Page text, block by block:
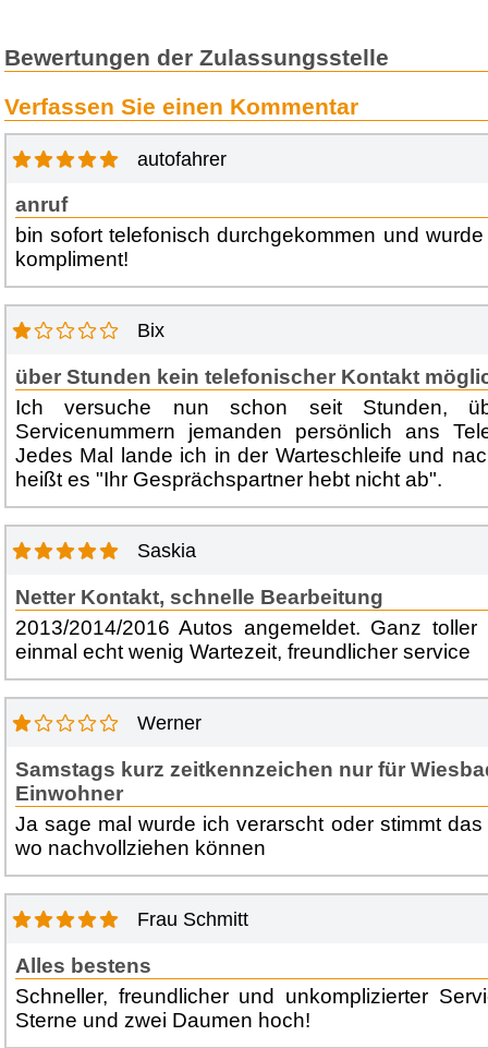
Bewertungen der Zulassungsstelle
Verfassen Sie einen Kommentar
autofahrer
anruf
bin sofort telefonisch durchgekommen und
kompliment!
Bix
über Stunden kein telefonischer Kontakt
Ich versuche nun schon seit Stunden,
Servicenummern jemanden persönlich ans
Jedes Mal lande ich in der Warteschleife und
heißt es "Ihr Gesprächspartner hebt nicht ab".
Saskia
Netter Kontakt, schnelle Bearbeitung
2013/2014/2016 Autos angemeldet. Ganz
einmal echt wenig Wartezeit, freundlicher service
Werner
Samstags kurz zeitkennzeichen nur für
Einwohner
Ja sage mal wurde ich verarscht oder stimmt
wo nachvollziehen können
Frau Schmitt
Alles bestens
Schneller, freundlicher und unkomplizierter
Sterne und zwei Daumen hoch!